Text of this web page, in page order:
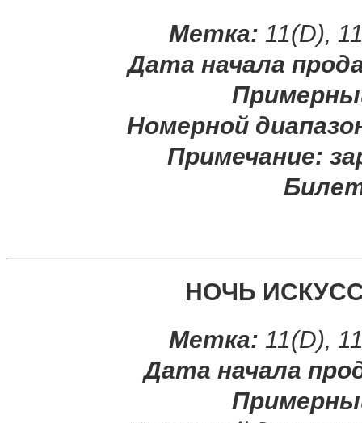
Метка: 11(D),
Дата начала
Номерной
Примечание:
НОЧЬ
Метка: 11(D),
Дата начала